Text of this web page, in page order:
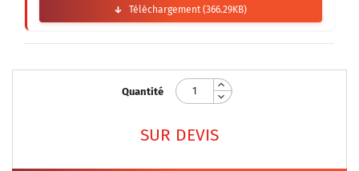
Téléchargement (366.29KB)
Quantité
SUR DEVIS